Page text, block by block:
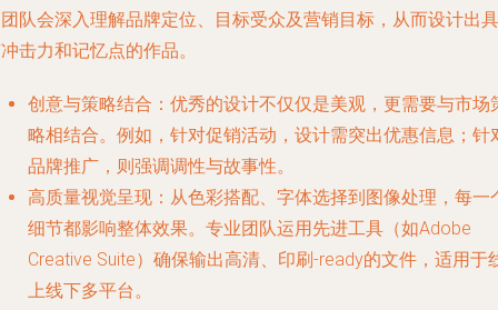
队会深入理解品牌定位、目标受众及营销目标，从而设计出具
击力和记忆点的作品。
创意与策略结合 ：优秀的设计不仅仅是美观，更需要与市场
略相结合。例如，针对促销活动，设计需突出优惠信息；针
品牌推广，则强调调性与故事性。
高质量视觉呈现 ：从色彩搭配、字体选择到图像处理，每一
细节都影响整体效果。专业团队运用先进工具（如Adobe
Creative Suite）确保输出高清、印刷-ready的文件，适用于
上线下多平台。